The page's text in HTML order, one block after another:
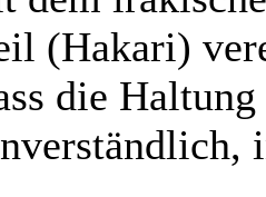
(Hakari)
die